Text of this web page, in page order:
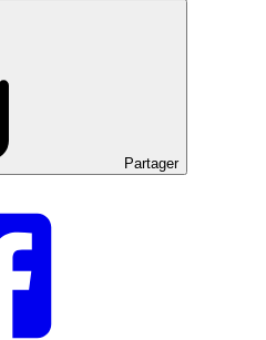
Partager